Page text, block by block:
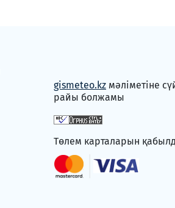
gismeteo.kz мәліметіне
райы болжамы
Төлем карталарын